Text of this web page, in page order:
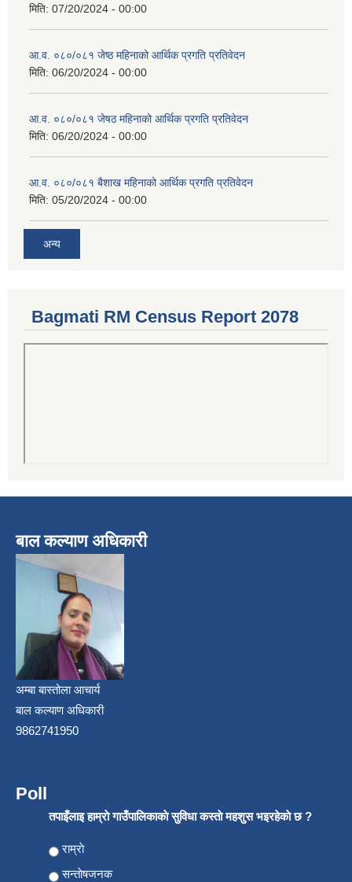
मिति: 07/20/2024 - 00:00
आ.व. ०८०/०८१ जेष्ठ महिनाको आर्थिक प्रगति प्रतिवेदन
मिति: 06/20/2024 - 00:00
आ.व. ०८०/०८१ जेषठ महिनाको आर्थिक प्रगति प्रतिवेदन
मिति: 06/20/2024 - 00:00
आ.व. ०८०/०८१ बैशाख महिनाको आर्थिक प्रगति प्रतिवेदन
मिति: 05/20/2024 - 00:00
अन्य
Bagmati RM Census Report 2078
बाल कल्याण अधिकारी
अम्बा बास्तोला आचार्य
बाल कल्याण अधिकारी
9862741950
Poll
तपाइँलाइ हाम्राे गाउँपालिकाकाे सुविधा कस्ताे महशुस भइरहेकाे छ ?
Choices
राम्राे
सन्ताेषजनक